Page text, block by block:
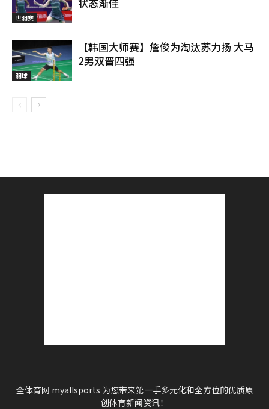
世羽赛
羽球
【韩国大师赛】詹俊为淘汰苏力扬 大马
2男双晋四强
全体育网 myallsports 为您带来第一手多元化和全方位的优质原
创体育新闻资讯！